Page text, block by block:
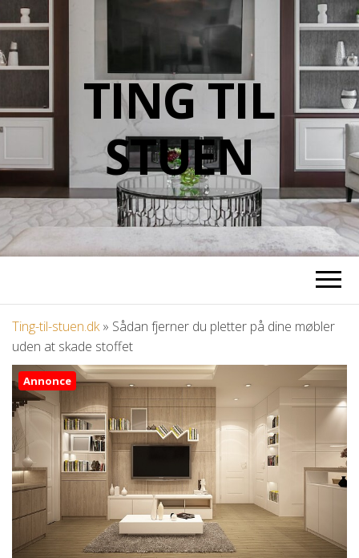
TING TIL
STUEN
Ting-til-stuen.dk» Sådan fjerner du pletter på dine møbler
uden at skade stoffet
Annonce